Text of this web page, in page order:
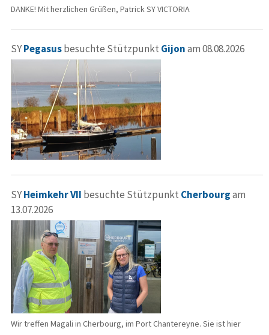
DANKE! Mit herzlichen Grüßen, Patrick SY VICTORIA
SYPegasusbesuchte Stützpunkt Gijonam 08.08.2026
SYHeimkehr VII besuchte Stützpunkt Cherbourgam
13.07.2026
Wir treffen Magali in Cherbourg, im Port Chantereyne. Sie ist hier